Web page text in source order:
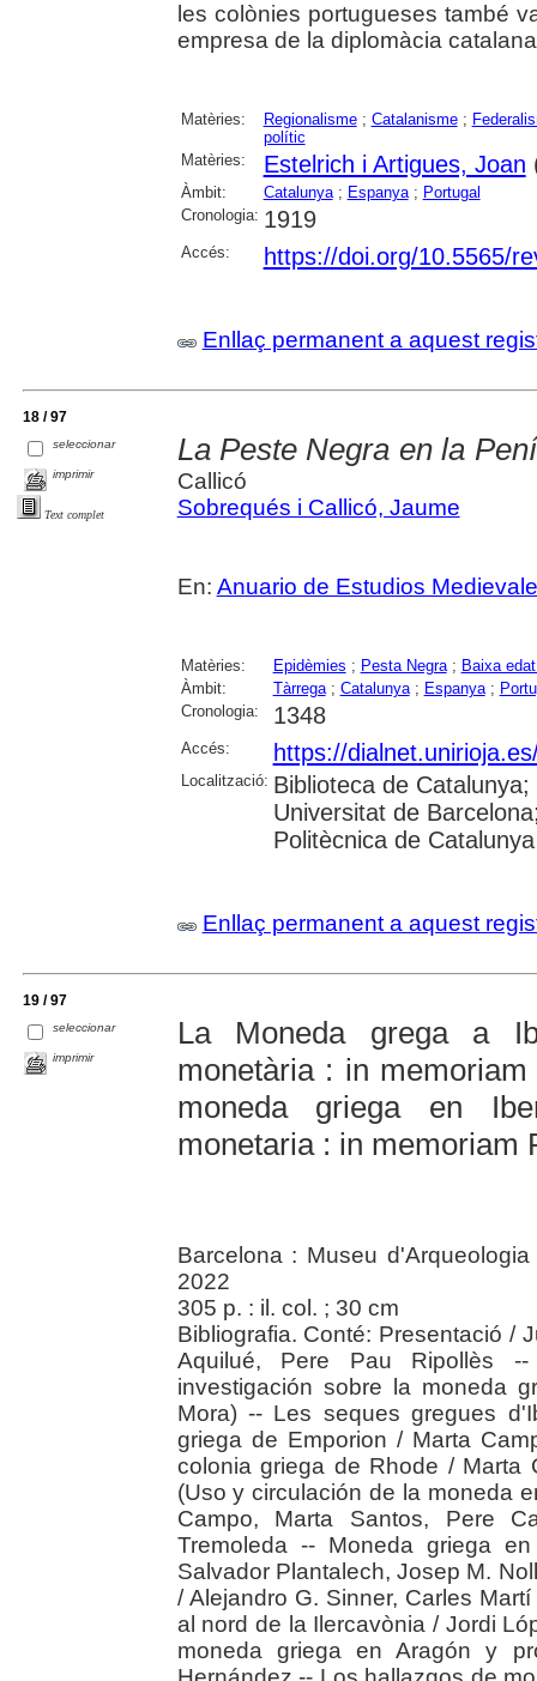
les colònies portugueses també
empresa de la diplomàcia
Matèries: Regionalisme; Catalanisme;
polític
Matèries:
Estelrich i Artigues, Joan
Àmbit: Catalunya; Espanya; Portugal
Cronologia: 1919
Accés: https://doi.org/10.5565/
Enllaç permanent a aquest
18 / 97
seleccionar
imprimir
Text complet
La Peste Negra en la
Callicó
Sobrequés i Callicó, Jaume
En: Anuario de Estudios
Matèries: Epidèmies ; Pesta Negra; Baixa
Àmbit:
Tàrrega; Catalunya; Espanya;
Cronologia:
1348
Accés: https://
Localització: Biblioteca de
Universitat de
Politècnica de Catalunya
Enllaç permanent a aquest
19 / 97
seleccionar
imprimir
La Moneda grega a
monetària : in
moneda griega en
monetaria : in memoriam
Barcelona : Museu
2022
305 p. : il. col. ; 30 cm
Bibliografia. Conté: Presentació /
Aquilué, Pere Pau Ripollès --
investigación sobre la moneda
Mora) -- Les seques gregues
griega de Emporion / Marta
colonia griega de Rhode / Marta
(Uso y circulación de la moneda
Campo, Marta Santos, Pere
Tremoleda -- Moneda griega
Salvador Plantalech, Josep M.
/ Alejandro G. Sinner, Carles
al nord de la Ilercavònia / Jordi
moneda griega en Aragón y